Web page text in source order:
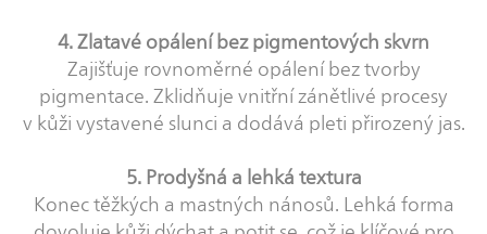
4. Zlatavé opálení bez pigmentových skvrn
Zajišťuje rovnoměrné opálení bez tvorby
pigmentace. Zklidňuje vnitřní zánětlivé procesy
v kůži vystavené slunci a dodává pleti přirozený jas.
5. Prodyšná a lehká textura
Konec těžkých a mastných nánosů. Lehká forma